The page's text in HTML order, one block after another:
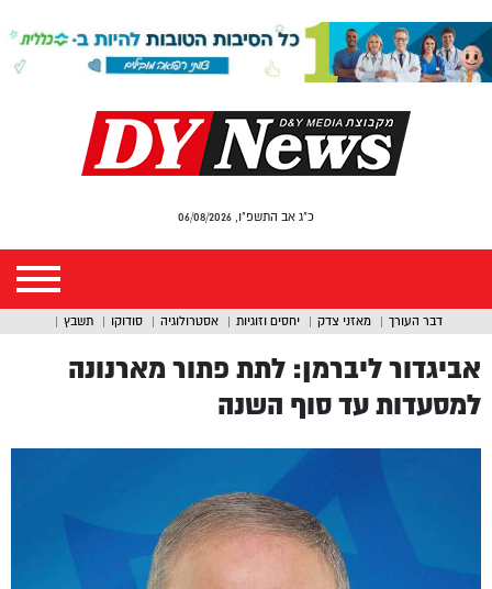
כ"ג אב התשפ"ו, 06/08/2026
דבר העורך מאזני צדק יחסים וזוגיות אסטרולוגיה סודוקו תשבץ
אביגדור ליברמן: לתת פתור מארנונה
למסעדות עד סוף השנה